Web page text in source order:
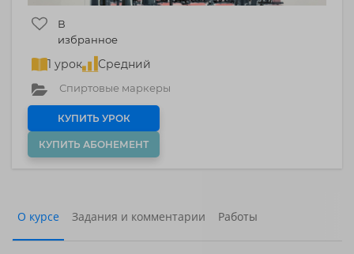
В
избранное
Спиртовые маркеры
1 урок Средний
КУПИТЬ УРОК
КУПИТЬ АБОНЕМЕНТ
О курсе Задания и комментарии Работы